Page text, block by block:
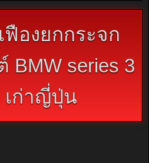
ฟืองยกกระจก
BMW series 3
เก่าญี่ปุ่น